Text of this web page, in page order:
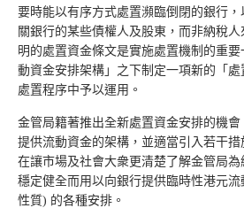
要時能以有序方式處置瀕臨倒閉的銀行
關銀行的某些債權人及股東，而非納稅
明的處置資金條文是實施處置機制的重
動資金安排架構」之下制定一項新的「
處置程序中予以運用。
金管局籍著推出全新處置資金安排的機
提供流動資金的架構，並適當引入若干
在讓市場及社會大衆更清楚了解金管局
穩定健全而用以向銀行提供臨時性港元
性質) 的各種安排。